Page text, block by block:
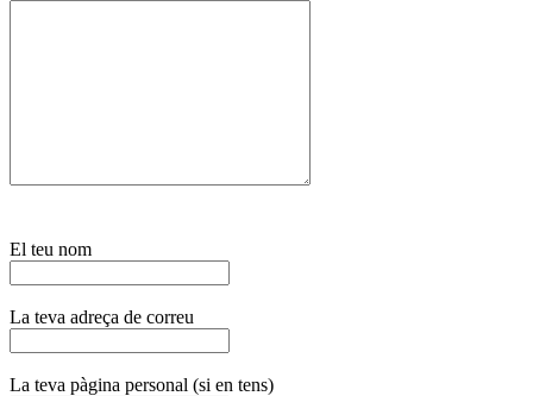
El teu nom
La teva adreça de correu
La teva pàgina personal (si en tens)